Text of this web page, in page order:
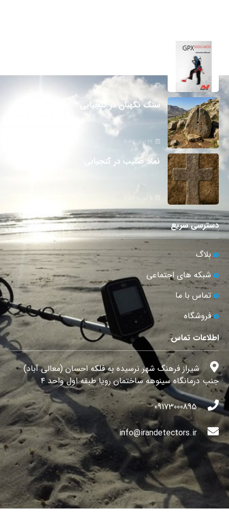
7 جولای 2026
سنگ نگهبان در گنجیابی
22 ژوئن 2026
نماد صلیب در گنجیابی
دسترسی سریع
بلاگ
شبکه های اجتماعی
تماس با ما
فروشگاه
اطلاعات تماس
شیراز فرهنگ شهر نرسیده به فلکه احسان (معالی آباد)
جنب درمانگاه سینوهه ساختمان رویا طبقه اول واحد ۴
09173000895
info@irandetectors.ir